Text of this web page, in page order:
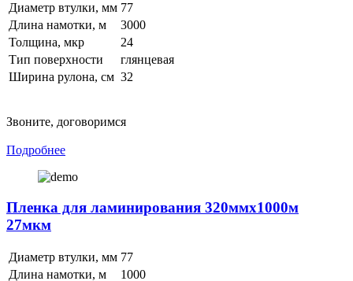
Диаметр втулки, мм 77
Длина намотки, м
3000
Толщина, мкр
24
Тип поверхности
глянцевая
Ширина рулона, см 32
Звоните, договоримся
Подробнее
Пленка для ламинирования 320ммх1000м
27мкм
Диаметр втулки, мм 77
Длина намотки, м
1000